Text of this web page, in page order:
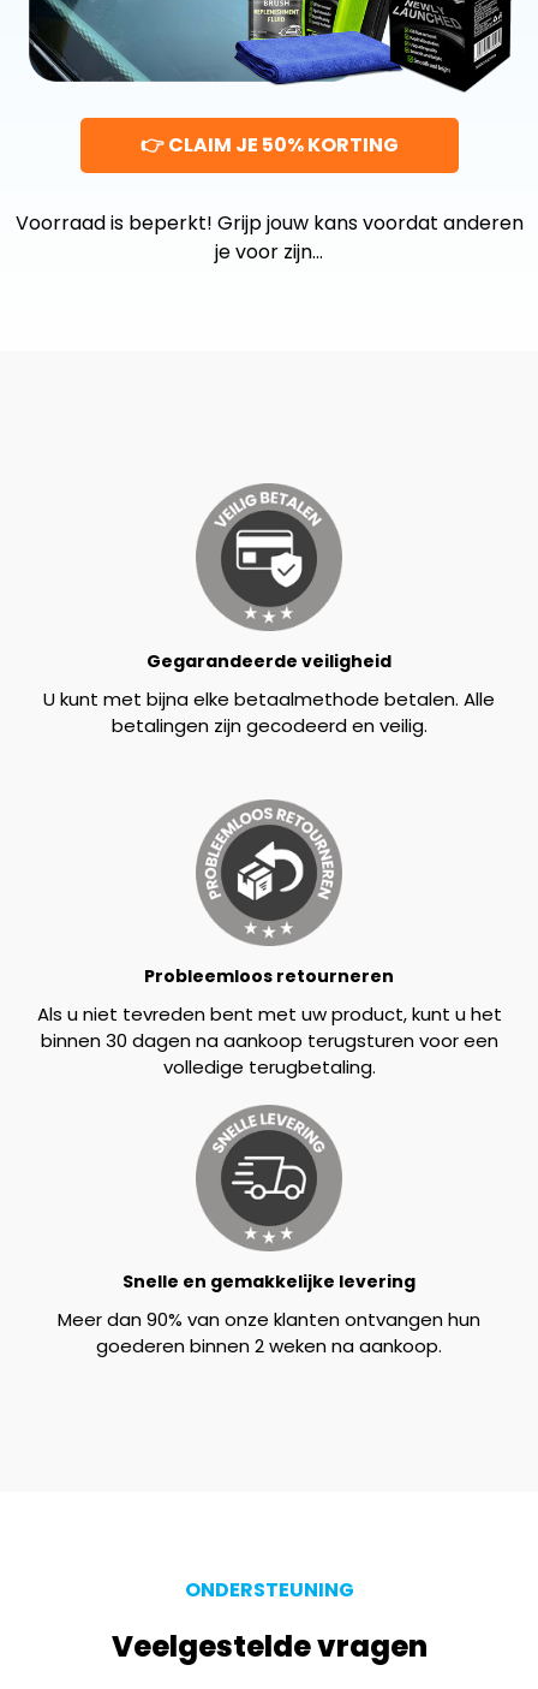
👉 CLAIM JE 50% KORTING
Voorraad is beperkt! Grijp jouw kans voordat anderen
je voor zijn…
Gegarandeerde veiligheid
U kunt met bijna elke betaalmethode betalen. Alle
betalingen zijn gecodeerd en veilig.
Probleemloos retourneren
Als u niet tevreden bent met uw product, kunt u het
binnen 30 dagen na aankoop terugsturen voor een
volledige terugbetaling.
Snelle en gemakkelijke levering
Meer dan 90% van onze klanten ontvangen hun
goederen binnen 2 weken na aankoop.
ONDERSTEUNING
Veelgestelde vragen